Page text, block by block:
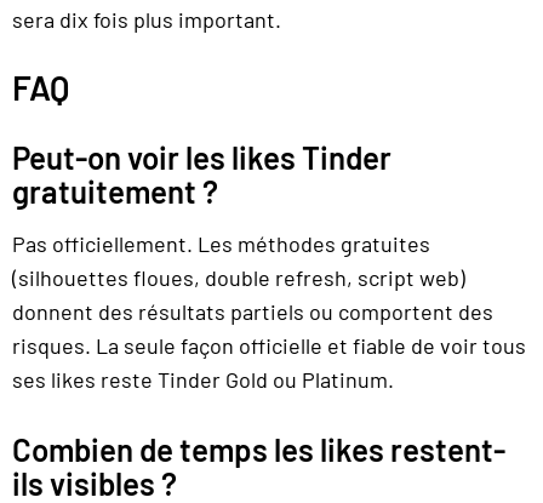
sera dix fois plus important.
FAQ
Peut-on voir les likes Tinder
gratuitement ?
Pas officiellement. Les méthodes gratuites
(silhouettes floues, double refresh, script web)
donnent des résultats partiels ou comportent des
risques. La seule façon officielle et fiable de voir tous
ses likes reste Tinder Gold ou Platinum.
Combien de temps les likes restent-
ils visibles ?